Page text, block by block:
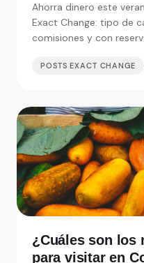
Ahorra dinero este
Exact Change: tipo de
comisiones y con
POSTS EXACT CHANGE
¿Cuáles son los
para visitar en